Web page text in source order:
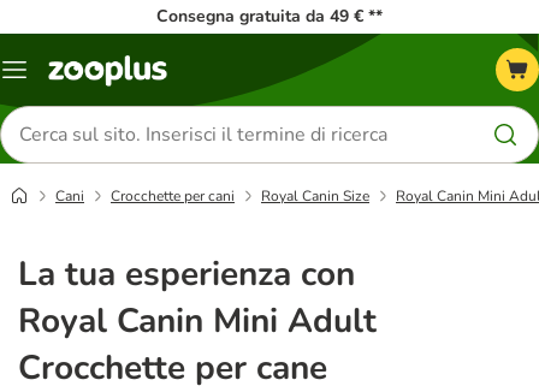
Consegna gratuita da 49 € **
Overview
Cerca
prodotti
Cani Crocchette per cani Royal Canin Size Royal Canin Mini
La tua esperienza con
Royal Canin Mini Adult
Crocchette per cane